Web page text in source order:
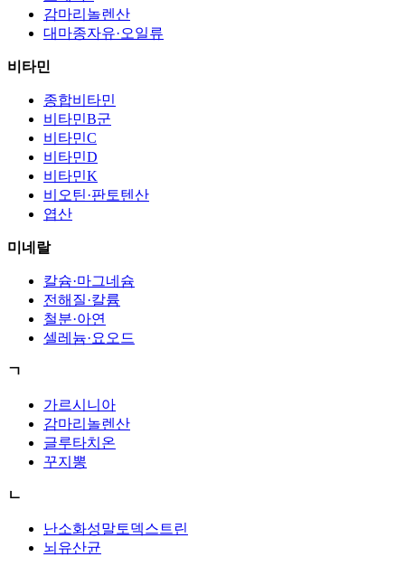
감마리놀렌산
대마종자유·오일류
비타민
종합비타민
비타민B군
비타민C
비타민D
비타민K
비오틴·판토텐산
엽산
미네랄
칼슘·마그네슘
전해질·칼륨
철분·아연
셀레늄·요오드
ㄱ
가르시니아
감마리놀렌산
글루타치온
꾸지뽕
ㄴ
난소화성말토덱스트린
뇌유산균